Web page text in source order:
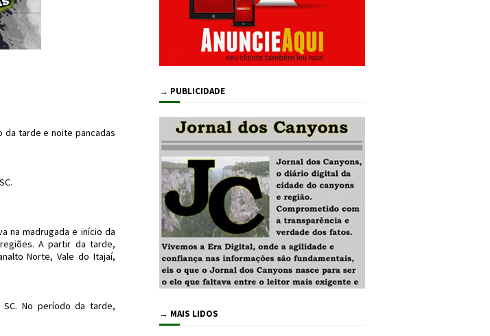
da tarde e noite pancadas
na madrugada e início da
A partir da tarde,
Norte, Vale do Itajaí,
No período da tarde,
→ PUBLICIDADE
→ MAIS LIDOS